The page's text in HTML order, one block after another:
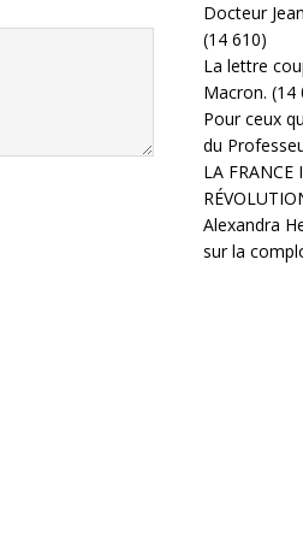
Docteur
(14 610)
La lettre
Macron. (14
Pour ceux
du
LA FRANCE
Alexandra
sur la